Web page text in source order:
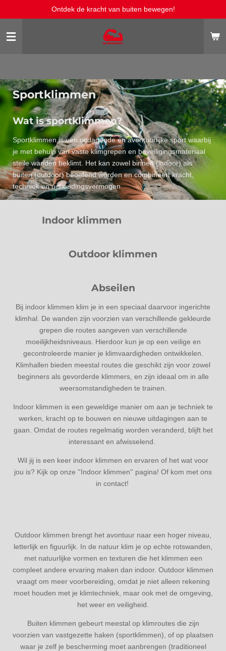
naar
hoofdinhoud
Ontdek de kracht van buiten bewegen!
Sportklimmen
Wat is sportklimmen?
Sportklimmen is een uitdagende en avontuurlijke sport waarbij
je met behulp van vaste klimgrepen en beveiligingsmateriaal
steile wanden beklimt. Het kan zowel binnen (indoor) als
buiten (outdoor) beoefend worden en combineert kracht,
techniek en uithoudingsvermogen.
Indoor klimmen
Outdoor klimmen
Abseilen
Bij indoor klimmen klim je in een speciaal daarvoor ingerichte
klimhal. De wanden zijn voorzien van verschillende gekleurde
grepen die routes aangeven van verschillende
moeilijkheidsniveaus. Hierdoor kun je op een veilige en
gecontroleerde manier je klimvaardigheden ontwikkelen.
Klimhallen bieden meestal routes die geschikt zijn voor zowel
beginners als gevorderde klimmers, en zijn ideaal om in alle
weersomstandigheden te trainen.
Indoor klimmen is een geweldige manier om aan je techniek te
werken, kracht op te bouwen en nieuwe uitdagingen aan te
gaan. Omdat de routes regelmatig worden veranderd, blijft het
interessant en afwisselend.
Wil jij is een keer indoor klimmen en ervaren of het wat voor
jou is? Kijk op onze ''Indoor klimmen'' pagina! Of kom met ons
in contact!
Outdoor klimmen brengt het avontuur naar een hoger niveau,
letterlijk en figuurlijk. In de natuur klim je op echte rotswanden,
met natuurlijke vormen en texturen die het klimmen een
compleet andere ervaring maken dan indoor. Outdoor klimmen
vraagt om meer voorbereiding, omdat je niet alleen rekening
moet houden met je klimtechniek, maar ook met de omgeving,
het weer en veiligheid.
Buiten klimmen gebeurt meestal op klimroutes die zijn
voorzien van vastgezette haken (sportklimmen), of op plaatsen
waar je zelf je bescherming moet aanbrengen (traditioneel